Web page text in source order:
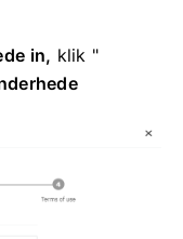
in, klik "